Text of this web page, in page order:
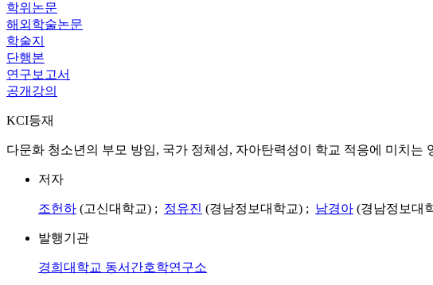
학위논문
해외학술논문
학술지
단행본
연구보고서
공개강의
KCI등재
다문화 청소년의 부모 방임, 국가 정체성, 자아탄력성이 학교 적응에 미치는 영
저자
조헌하 (고신대학교) ; 정유진 (경남정보대학교) ; 남경아 (경남정보대
발행기관
경희대학교 동서간호학연구소